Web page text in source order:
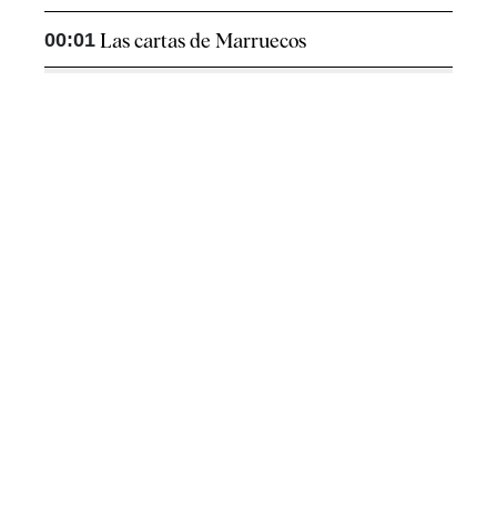
00:01 Las cartas de Marruecos